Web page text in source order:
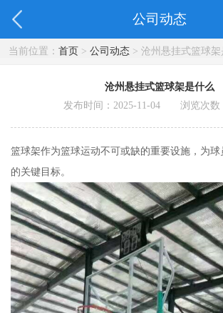
公司动态
当前位置： 首页> 公司动态> 沧州悬挂式篮球架
沧州悬挂式篮球架是什么
发布时间：2025-11-04 浏览次数
篮球架作为篮球运动不可或缺的重要设施，为
的关键目标。